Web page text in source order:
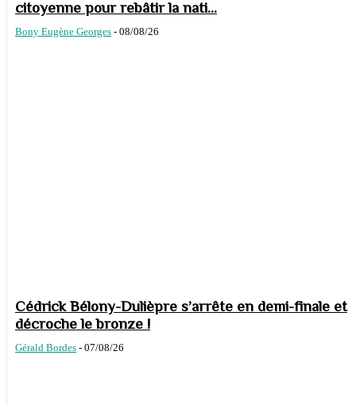
citoyenne pour rebâtir la nati...
Bony Eugène Georges - 08/08/26
Cédrick Bélony-Dulièpre s’arrête en demi-finale et
décroche le bronze !
Gérald Bordes - 07/08/26